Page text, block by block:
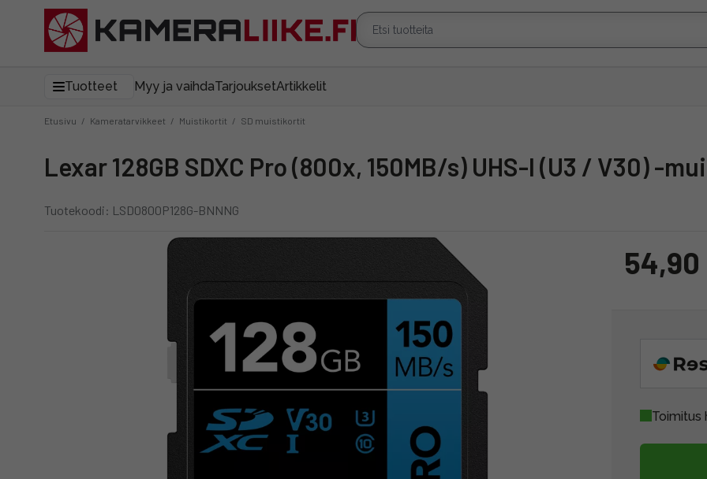
Tuotteet Myy ja vaihdaTarjouksetArtikkelit
Etusivu / Kameratarvikkeet / Muistikortit / SD muistikortit
Lexar 128GB SDXC Pro (800x, 150MB/s) UHS-I (U3 / V30) -
Tuotekoodi: LSD0800P128G-BNNNG
Toimitus